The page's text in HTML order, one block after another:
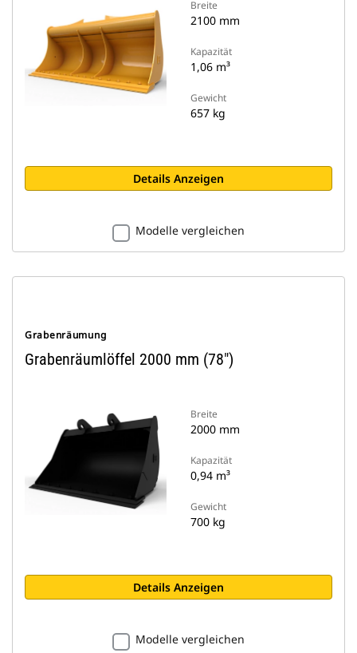
Breite
2100 mm
Kapazität
1,06 m³
Gewicht
657 kg
Details Anzeigen
Modelle vergleichen
Grabenräumung
Grabenräumlöffel 2000 mm (78")
Breite
2000 mm
Kapazität
0,94 m³
Gewicht
700 kg
Details Anzeigen
Modelle vergleichen